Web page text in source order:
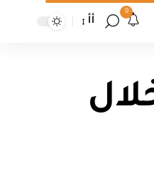
9
أأ